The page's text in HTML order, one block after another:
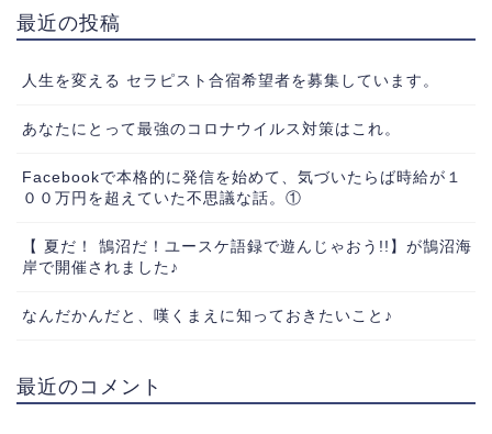
最近の投稿
人生を変える セラピスト合宿希望者を募集しています。
あなたにとって最強のコロナウイルス対策はこれ。
Facebookで本格的に発信を始めて、気づいたらば時給が１
００万円を超えていた不思議な話。①
【 夏だ！ 鵠沼だ！ユースケ語録で遊んじゃおう!!】が鵠沼海
岸で開催されました♪
なんだかんだと、嘆くまえに知っておきたいこと♪
最近のコメント